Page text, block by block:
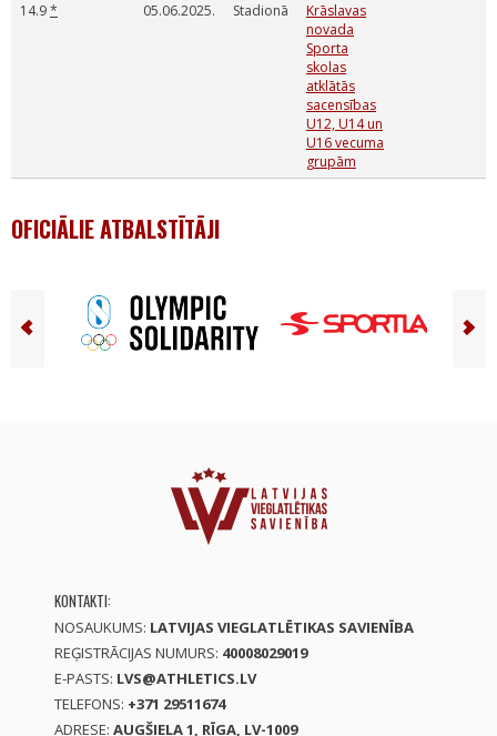
14.9* 05.06.2025. Stadionā
Krāslavas
novada
Sporta
skolas
atklātās
sacensības
U12, U14 un
U16 vecuma
grupām
OFICIĀLIE ATBALSTĪTĀJI
KONTAKTI:
NOSAUKUMS: LATVIJAS VIEGLATLĒTIKAS SAVIENĪBA
REĢISTRĀCIJAS NUMURS: 40008029019
E-PASTS: LVS@ATHLETICS.LV
TELEFONS: +371 29511674
ADRESE: AUGŠIELA 1, RĪGA, LV-1009